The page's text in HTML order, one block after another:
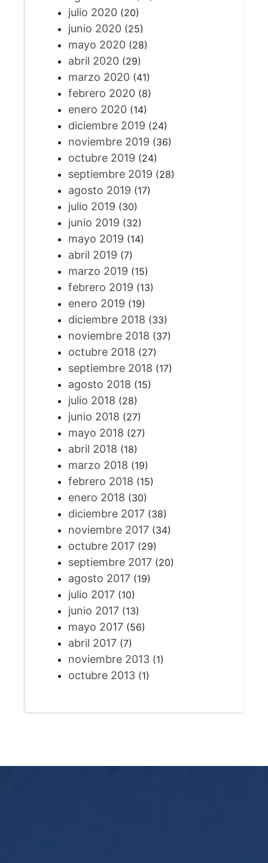
julio 2020(20)
junio 2020(25)
mayo 2020(28)
abril 2020(29)
marzo 2020(41)
febrero 2020(8)
enero 2020(14)
diciembre 2019 (24)
noviembre 2019 (36)
octubre 2019 (24)
septiembre 2019 (28)
agosto 2019 (17)
julio 2019 (30)
junio 2019 (32)
mayo 2019 (14)
abril 2019 (7)
marzo 2019 (15)
febrero 2019 (13)
enero 2019 (19)
diciembre 2018 (33)
noviembre 2018 (37)
octubre 2018 (27)
septiembre 2018 (17)
agosto 2018 (15)
julio 2018 (28)
junio 2018 (27)
mayo 2018 (27)
abril 2018 (18)
marzo 2018 (19)
febrero 2018 (15)
enero 2018 (30)
diciembre 2017(38)
noviembre 2017(34)
octubre 2017(29)
septiembre 2017(20)
agosto 2017(19)
julio 2017(10)
junio 2017(13)
mayo 2017(56)
abril 2017(7)
noviembre 2013(1)
octubre 2013(1)